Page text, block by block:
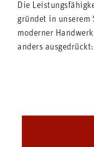
Die
gründet in
moderner
anders